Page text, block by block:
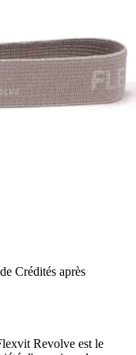
Crédités après
Revolve est le